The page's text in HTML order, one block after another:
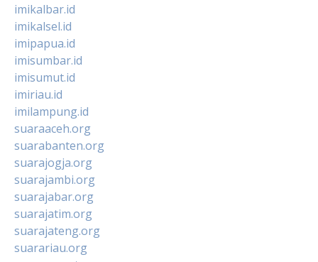
imikalbar.id
imikalsel.id
imipapua.id
imisumbar.id
imisumut.id
imiriau.id
imilampung.id
suaraaceh.org
suarabanten.org
suarajogja.org
suarajambi.org
suarajabar.org
suarajatim.org
suarajateng.org
suarariau.org